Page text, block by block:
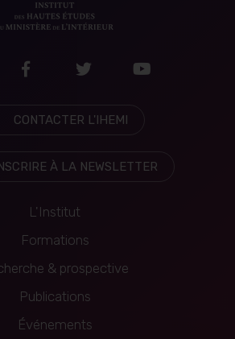
FacebookTwitterYoutube
CONTACTER L'IHEMI
À LA NEWSLETTER
L'Institut
Formations
& prospective
Publications
Événements